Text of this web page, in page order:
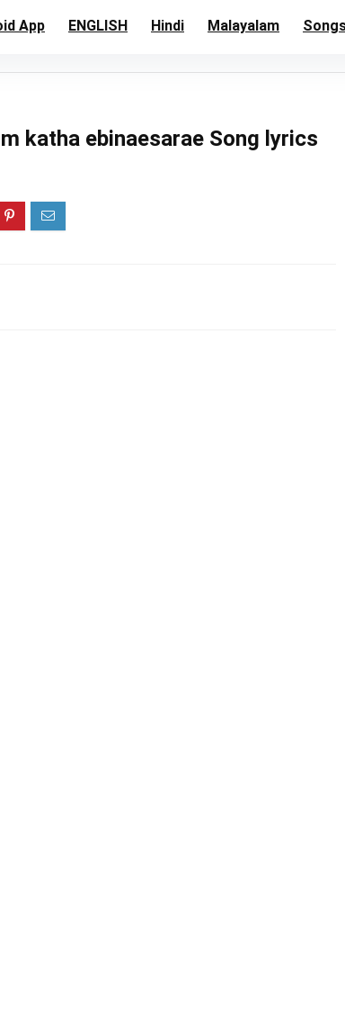
App ENGLISH Hindi Malayalam
katha ebinaesarae Song lyrics